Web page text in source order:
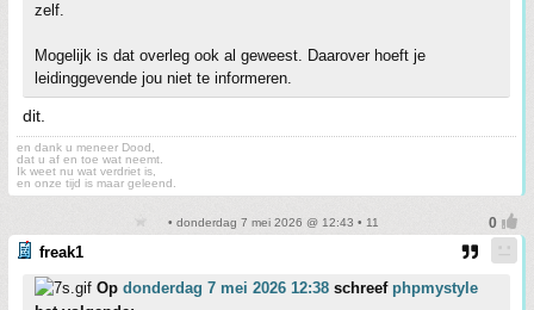
zelf.
Mogelijk is dat overleg ook al geweest. Daarover hoeft je
leidinggevende jou niet te informeren.
dit.
en dank u meneer Dood,
dat u af en toe wat neemt.
Ik weet nu wat verdriet is,
en onze tijd is maar geleend.
• donderdag 7 mei 2026 @ 12:43 • 11
freak1
Op donderdag 7 mei 2026 12:38 schreef phpmystyle